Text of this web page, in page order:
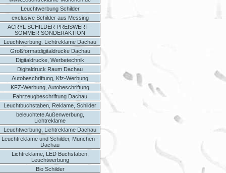
Leuchtwerbung Schilder
exclusive Schilder aus Messing
ACRYL SCHILDER PREISWERT -
SOMMER SONDERAKTION
Leuchtwerbung. Lichtreklame Dachau
Großformatdigitaldrucke Dachau
Digitaldrucke, Werbetechnik
Digitaldruck Raum Dachau
Autobeschriftung, Kfz-Werbung
KFZ-Werbung, Autobeschriftung
Fahrzeugbeschriftung Dachau
Leuchtbuchstaben, Reklame, Schilder
beleuchtete Außenwerbung,
Lichtreklame
Leuchtwerbung, Lichtreklame Dachau
Leuchtreklame und Schilder, München -
Dachau
Lichtreklame, LED Buchstaben,
Leuchtwerbung
Bio Schilder